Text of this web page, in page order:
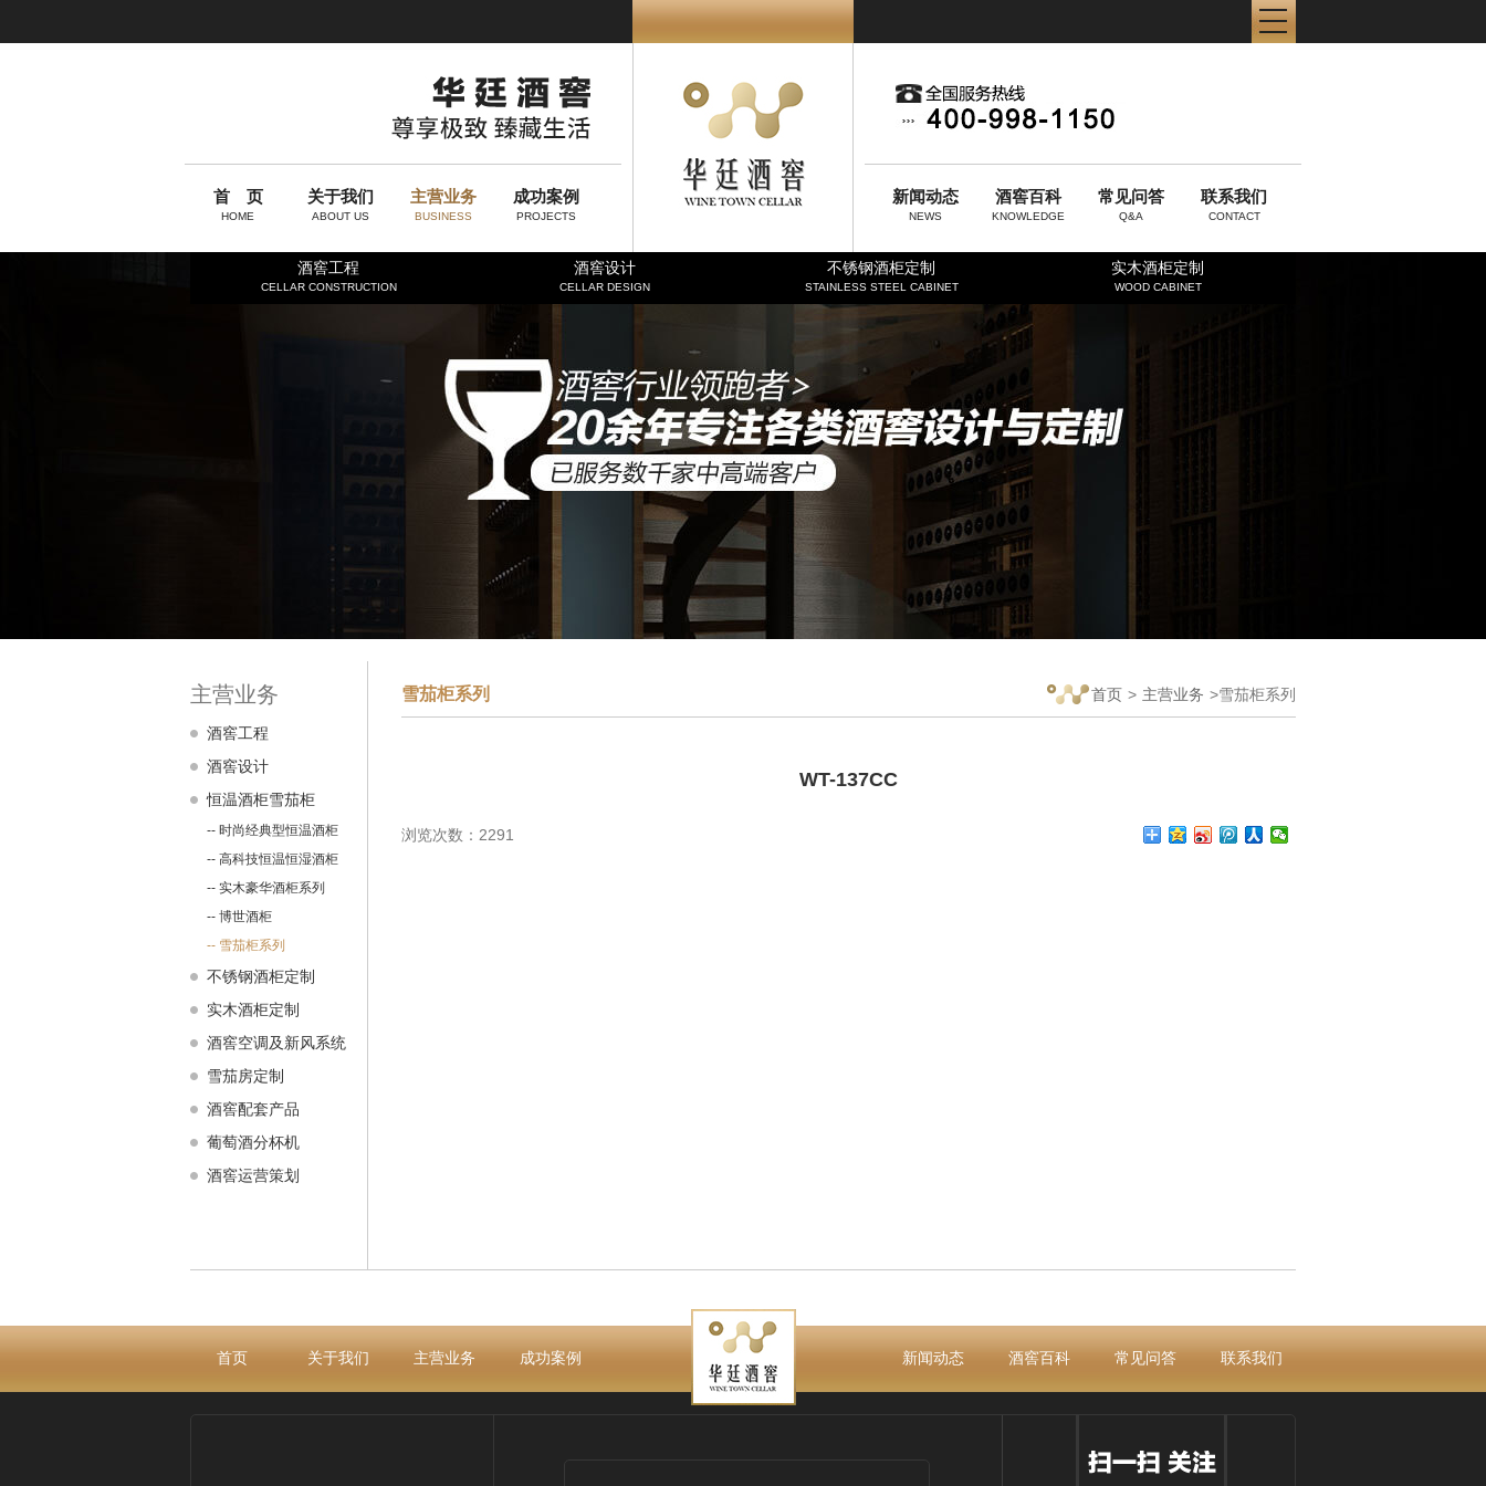
首 页
HOME
关于我们
ABOUT US
主营业务
BUSINESS
成功案例
PROJECTS
新闻动态
NEWS
酒窖百科
KNOWLEDGE
常见问答
Q&A
联系我们
CONTACT
酒窖工程
CELLAR CONSTRUCTION
酒窖设计
CELLAR DESIGN
不锈钢酒柜定制
STAINLESS STEEL CABINET
实木酒柜定制
WOOD CABINET
主营业务
酒窖工程
酒窖设计
恒温酒柜雪茄柜
-- 时尚经典型恒温酒柜
-- 高科技恒温恒湿酒柜
-- 实木豪华酒柜系列
-- 博世酒柜
-- 雪茄柜系列
不锈钢酒柜定制
实木酒柜定制
酒窖空调及新风系统
雪茄房定制
酒窖配套产品
葡萄酒分杯机
酒窖运营策划
雪茄柜系列 首页 > 主营业务 >雪茄柜系列
WT-137CC
浏览次数：2291
首页 关于我们 主营业务 成功案例 新闻动态 酒窖百科 常见问答 联系我们